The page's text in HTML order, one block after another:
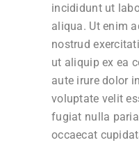
incididunt ut
aliqua. Ut enim
nostrud
ut aliquip ex ea
aute irure dolor
voluptate velit
fugiat nulla
occaecat